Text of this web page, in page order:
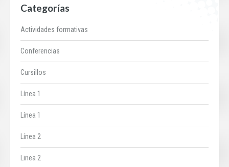
Categorías
Actividades formativas
Conferencias
Cursillos
Línea 1
Línea 1
Línea 2
Linea 2